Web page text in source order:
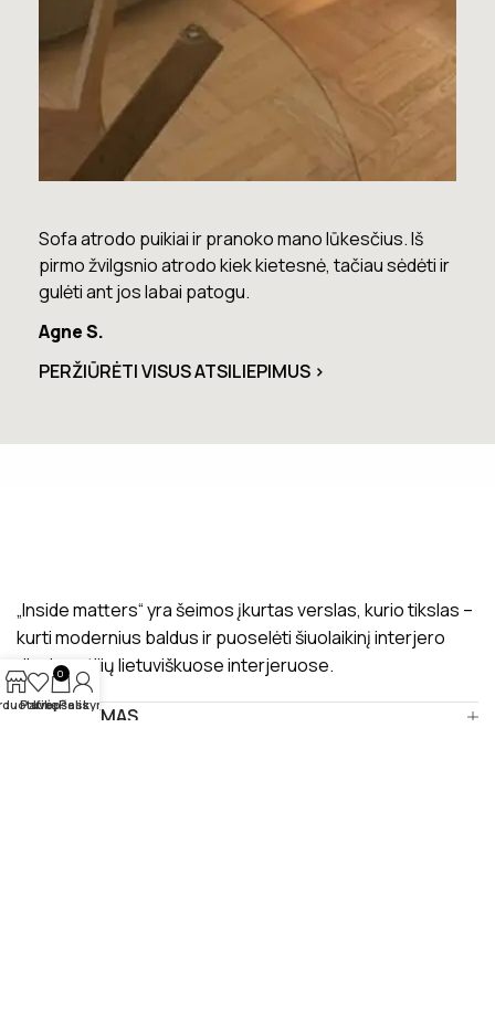
PERŽIŪRĖTI VISUS ATSILIEPIMUS >
Sofa atrodo puikiai ir pranoko mano lūkesčius. Iš
pirmo žvilgsnio atrodo kiek kietesnė, tačiau sėdėti ir
gulėti ant jos labai patogu.
Agne S.
„Inside matters“ yra šeimos įkurtas verslas, kurio tikslas –
kurti modernius baldus ir puoselėti šiuolaikinį interjero
dizaino stilių lietuviškuose interjeruose.
PRISTATYMAS
Patikę
0
Krepšelis
Paskyra